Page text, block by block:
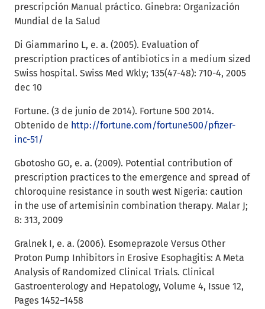
prescripción Manual práctico. Ginebra: Organización
Mundial de la Salud
Di Giammarino L, e. a. (2005). Evaluation of
prescription practices of antibiotics in a medium sized
Swiss hospital. Swiss Med Wkly; 135(47-48): 710-4, 2005
dec 10
Fortune. (3 de junio de 2014). Fortune 500 2014.
Obtenido de http://fortune.com/fortune500/pfizer-
inc-51/
Gbotosho GO, e. a. (2009). Potential contribution of
prescription practices to the emergence and spread of
chloroquine resistance in south west Nigeria: caution
in the use of artemisinin combination therapy. Malar J;
8: 313, 2009
Gralnek I, e. a. (2006). Esomeprazole Versus Other
Proton Pump Inhibitors in Erosive Esophagitis: A Meta
Analysis of Randomized Clinical Trials. Clinical
Gastroenterology and Hepatology, Volume 4, Issue 12,
Pages 1452–1458